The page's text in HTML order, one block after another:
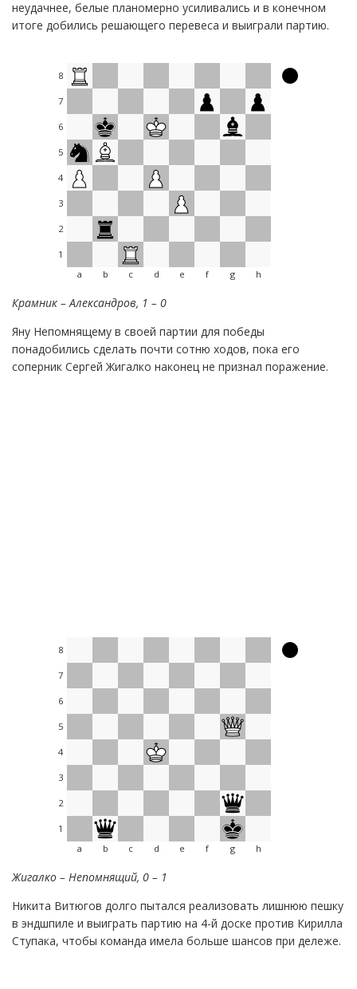
неудачнее, белые планомерно усиливались и в конечном
итоге добились решающего перевеса и выиграли партию.
8
7
6
5
4
3
2
1
a
b c d e f g h
Крамник – Александров, 1 – 0
Яну Непомнящему в своей партии для победы
понадобились сделать почти сотню ходов, пока его
соперник Сергей Жигалко наконец не признал поражение.
8
7
6
5
4
3
2
1
a
b c d e f g h
Жигалко – Непомнящий, 0 – 1
Никита Витюгов долго пытался реализовать лишнюю пешку
в эндшпиле и выиграть партию на 4-й доске против Кирилла
Ступака, чтобы команда имела больше шансов при дележе.